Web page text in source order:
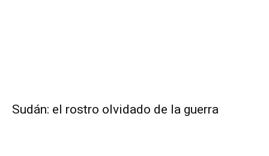
Sudán: el rostro olvidado de la guerra